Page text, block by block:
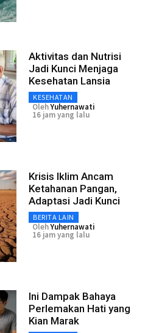
Aktivitas dan Nutrisi
Jadi Kunci Menjaga
Kesehatan Lansia
KESEHATAN
OlehYuhernawati
16 jam yang lalu
Krisis Iklim Ancam
Ketahanan Pangan,
Adaptasi Jadi Kunci
BERITA LAIN
OlehYuhernawati
16 jam yang lalu
Ini Dampak Bahaya
Perlemakan Hati yang
Kian Marak